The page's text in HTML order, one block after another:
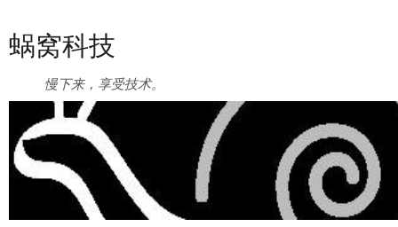
蜗窝科技
慢下来，享受技术。